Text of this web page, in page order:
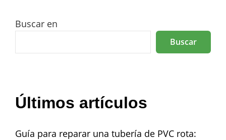
Buscar en
Buscar
Últimos artículos
Guía para reparar una tubería de PVC rota: